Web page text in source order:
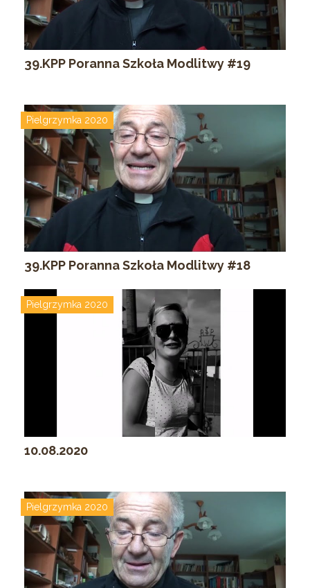
39.KPP Poranna Szkoła Modlitwy #19
Pielgrzymka 2020
39.KPP Poranna Szkoła Modlitwy #18
Pielgrzymka 2020
10.08.2020
Pielgrzymka 2020